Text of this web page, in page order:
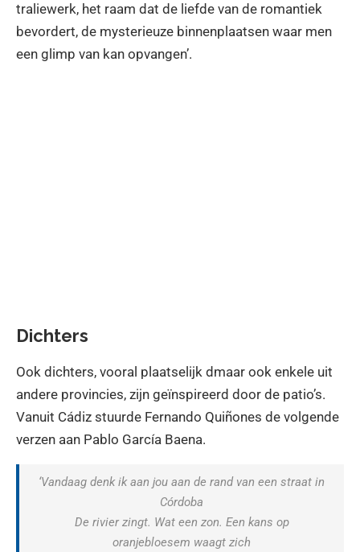
traliewerk, het raam dat de liefde van de romantiek
bevordert, de mysterieuze binnenplaatsen waar men
een glimp van kan opvangen’.
Dichters
Ook dichters, vooral plaatselijk dmaar ook enkele uit
andere provincies, zijn geïnspireerd door de patio’s.
Vanuit Cádiz stuurde Fernando Quiñones de volgende
verzen aan Pablo García Baena.
‘Vandaag denk ik aan jou aan de rand van een straat in
Córdoba
De rivier zingt. Wat een zon. Een kans op
oranjebloesem waagt zich